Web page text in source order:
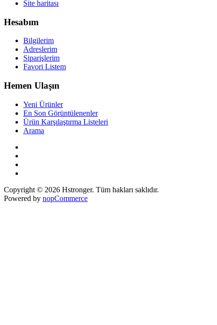
Site haritası
Hesabım
Bilgilerim
Adreslerim
Siparişlerim
Favori Listem
Hemen Ulaşın
Yeni Ürünler
En Son Görüntülenenler
Ürün Karşılaştırma Listeleri
Arama
Copyright © 2026 Hstronger. Tüm hakları saklıdır.
Powered by nopCommerce